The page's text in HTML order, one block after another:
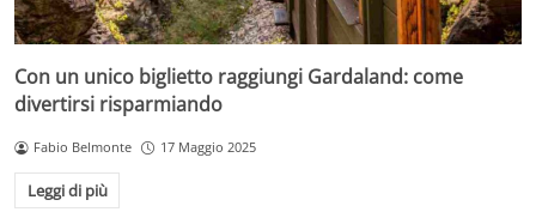
Con un unico biglietto raggiungi Gardaland: come
divertirsi risparmiando
Fabio Belmonte 17 Maggio 2025
Leggi di più